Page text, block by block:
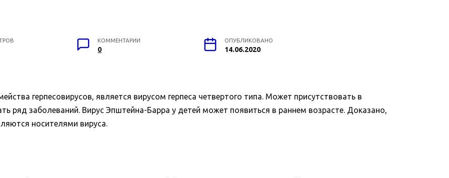
КОММЕНТАРИИ
0
ОПУБЛИКОВАНО
14.06.2020
герпесовирусов, является вирусом герпеса четвертого типа. Может присутствовать в
ряд заболеваний. Вирус Эпштейна-Барра у детей может появиться в раннем возрасте. Доказано,
носителями вируса.